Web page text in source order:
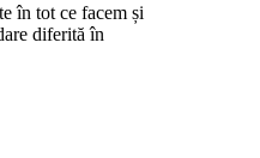
în tot ce facem și
diferită în